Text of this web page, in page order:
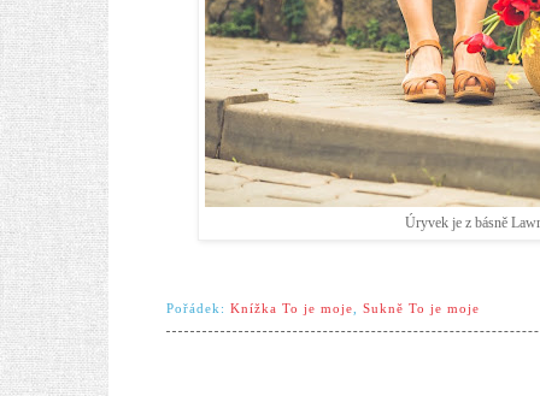
Úryvek je z básně
Pořádek: Knížka To je moje Sukně To je moje